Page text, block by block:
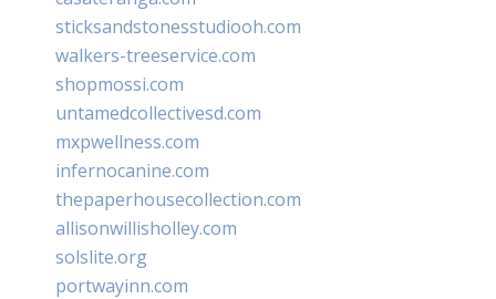
sticksandstonesstudiooh.com
walkers-treeservice.com
shopmossi.com
untamedcollectivesd.com
mxpwellness.com
infernocanine.com
thepaperhousecollection.com
allisonwillisholley.com
solslite.org
portwayinn.com